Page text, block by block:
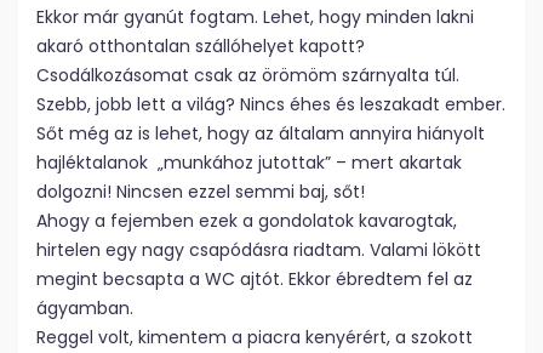
Ekkor már gyanút fogtam. Lehet, hogy minden lakni
akaró otthontalan szállóhelyet kapott?
Csodálkozásomat csak az örömöm szárnyalta túl.
Szebb, jobb lett a világ? Nincs éhes és leszakadt ember.
Sőt még az is lehet, hogy az általam annyira hiányolt
hajléktalanok „munkához jutottak” – mert akartak
dolgozni! Nincsen ezzel semmi baj, sőt!
Ahogy a fejemben ezek a gondolatok kavarogtak,
hirtelen egy nagy csapódásra riadtam. Valami lökött
megint becsapta a WC ajtót. Ekkor ébredtem fel az
ágyamban.
Reggel volt, kimentem a piacra kenyérért, a szokott